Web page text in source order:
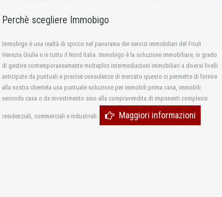
Perchè scegliere Immobigo
Immobigo è una realtà di spicco nel panorama dei servizi immobiliari del Friuli
Venezia Giulia e in tutto il Nord Italia. Immobigo è la soluzione immobiliare, in grado
di gestire contemporaneamente molteplici intermediazioni immobiliari a diversi livelli
anticipate da puntuali e precise consulenze di mercato questo ci permette di fornire
alla nostra clientela una puntuale soluzione per immobili prima casa, immobili
seconda casa o da investimento sino alla compravendita di imponenti complessi
residenziali, commerciali e industriali. Maggiori informazioni